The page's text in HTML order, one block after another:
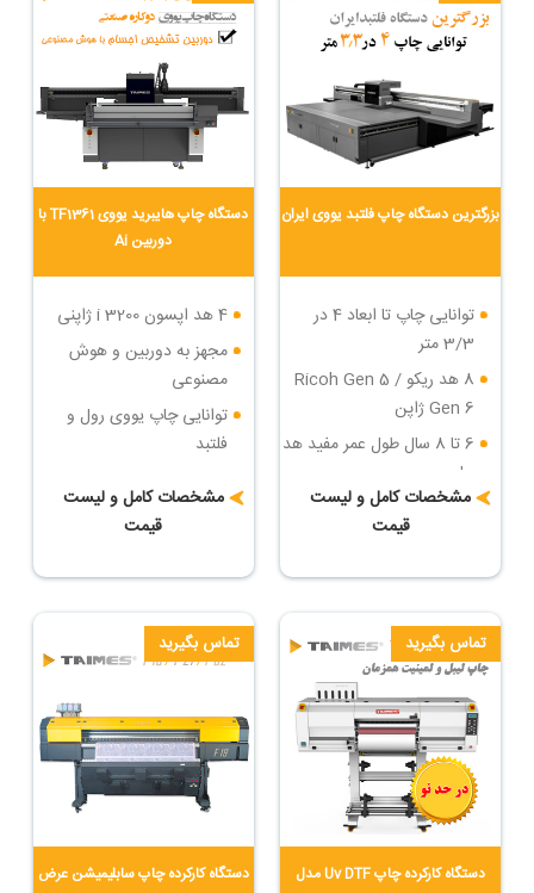
دستگاه چاپ هایبرید یووی TF1361 با
دوربین Ai
4 هد اپسون i 3200 ژاپنی
مجهز به دوربین و هوش
مصنوعی
توانایی چاپ یووی رول و
فلتبد
در ساعت
دارای روتاری جهت چاپ روی
اجسام مدور
مشخصات کامل و لیست
قیمت
بزرگترین دستگاه چاپ فلتبد یووی ایران
توانایی چاپ تا ابعاد 4 در
3/3 متر
8 هد ریکو Ricoh Gen 5 /
Gen 6 ژاپن
6 تا 8 سال طول عمر مفید هد
چاپ
سرعت چاپ : تا 84 مترمربع
بزرگترین دستگاه چاپ فلتبد
مشخصات کامل و لیست
قیمت
تماس بگیرید
دستگاه کارکرده چاپ سابلیمیشن عرض
تماس بگیرید
دستگاه کارکرده چاپ Uv DTF مدل